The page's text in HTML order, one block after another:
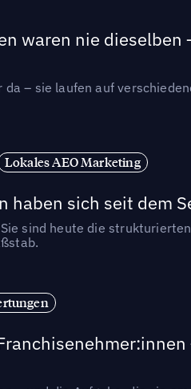
waren nie
– sie laufen auf
Lokales AEO Marketing
haben sich seit dem
sind heute die